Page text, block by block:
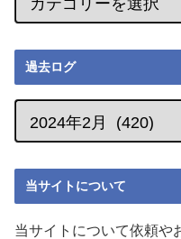
過去ログ
当サイトについて
当サイトについて依頼や